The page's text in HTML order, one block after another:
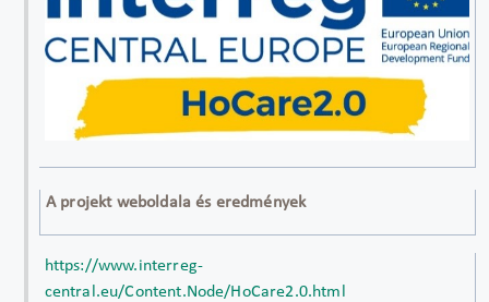
A projekt weboldala és eredmények
https://www.interreg-
central.eu/Content.Node/HoCare2.0.html